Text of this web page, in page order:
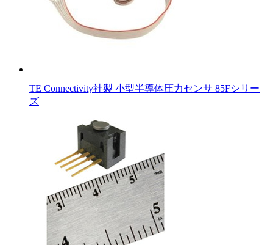
TE Connectivity社製 小型半導体圧力センサ 85Fシリー
ズ